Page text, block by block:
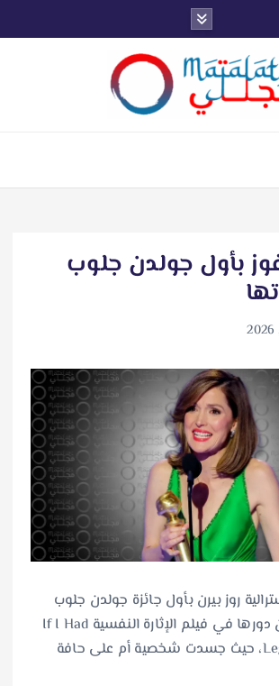
بأول جولدن جلوب
روز بيرن بأول جائزة جولدن جلوب
في مسيرتها عن دورها في فيلم الإثارة النفسية If I Had
Legs I’d Kick You، حيث جسدت شخصية أم على حافة